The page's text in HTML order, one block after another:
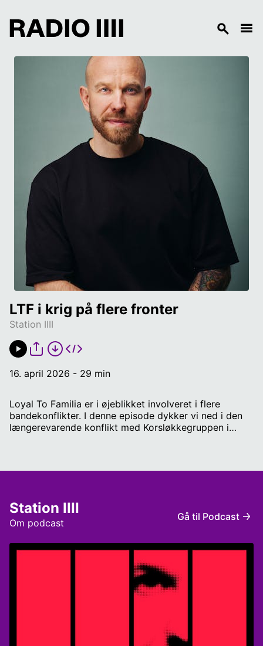
Station IIII
LTF i krig på flere fronter
16. april 2026 - 29 min
Loyal To Familia er i øjeblikket involveret i flere
bandekonflikter. I denne episode dykker vi ned i den
længerevarende konflikt med Korsløkkegruppen i
Jesper Ramsing, kriminalreporter på Nordjyske.
Om podcast
Station IIII Gå til Podcast